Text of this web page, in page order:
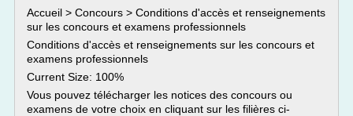
Accueil > Concours > Conditions d'accès et renseignements
sur les concours et examens professionnels
Conditions d'accès et renseignements sur les concours et
examens professionnels
Current Size: 100%
Vous pouvez télécharger les notices des concours ou
examens de votre choix en cliquant sur les filières ci-